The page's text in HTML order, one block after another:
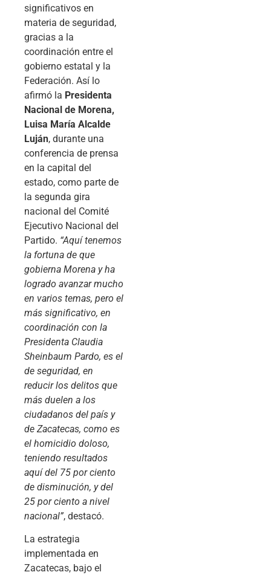
significativos en
materia de seguridad,
gracias a la
coordinación entre el
gobierno estatal y la
Federación. Así lo
afirmó la Presidenta
Nacional de Morena,
Luisa María Alcalde
Luján, durante una
conferencia de prensa
en la capital del
estado, como parte de
la segunda gira
nacional del Comité
Ejecutivo Nacional del
Partido. “Aquí tenemos
la fortuna de que
gobierna Morena y ha
logrado avanzar mucho
en varios temas, pero el
más significativo, en
coordinación con la
Presidenta Claudia
Sheinbaum Pardo, es el
de seguridad, en
reducir los delitos que
más duelen a los
ciudadanos del país y
de Zacatecas, como es
el homicidio doloso,
teniendo resultados
aquí del 75 por ciento
de disminución, y del
25 por ciento a nivel
nacional”, destacó.
La estrategia
implementada en
Zacatecas, bajo el